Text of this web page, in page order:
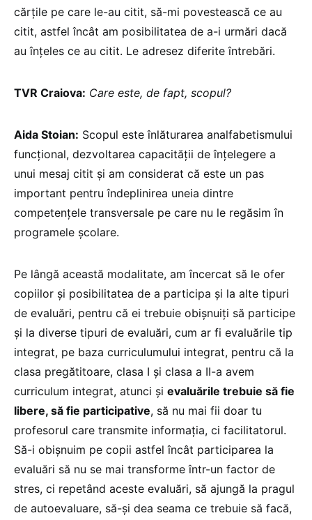
cărțile pe care le-au citit, să-mi povestească ce au
citit, astfel încât am posibilitatea de a-i urmări dacă
au înțeles ce au citit. Le adresez diferite întrebări.
TVR Craiova: Care este, de fapt, scopul?
Aida Stoian: Scopul este înlăturarea analfabetismului
funcțional, dezvoltarea capacității de înțelegere a
unui mesaj citit și am considerat că este un pas
important pentru îndeplinirea uneia dintre
competențele transversale pe care nu le regăsim în
programele școlare.
Pe lângă această modalitate, am încercat să le ofer
copiilor și posibilitatea de a participa și la alte tipuri
de evaluări, pentru că ei trebuie obișnuiți să participe
și la diverse tipuri de evaluări, cum ar fi evaluările tip
integrat, pe baza curriculumului integrat, pentru că la
clasa pregătitoare, clasa I și clasa a II-a avem
curriculum integrat, atunci și evaluările trebuie să fie
libere, să fie participative, să nu mai fii doar tu
profesorul care transmite informația, ci facilitatorul.
Să-i obișnuim pe copii astfel încât participarea la
evaluări să nu se mai transforme într-un factor de
stres, ci repetând aceste evaluări, să ajungă la pragul
de autoevaluare, să-și dea seama ce trebuie să facă,